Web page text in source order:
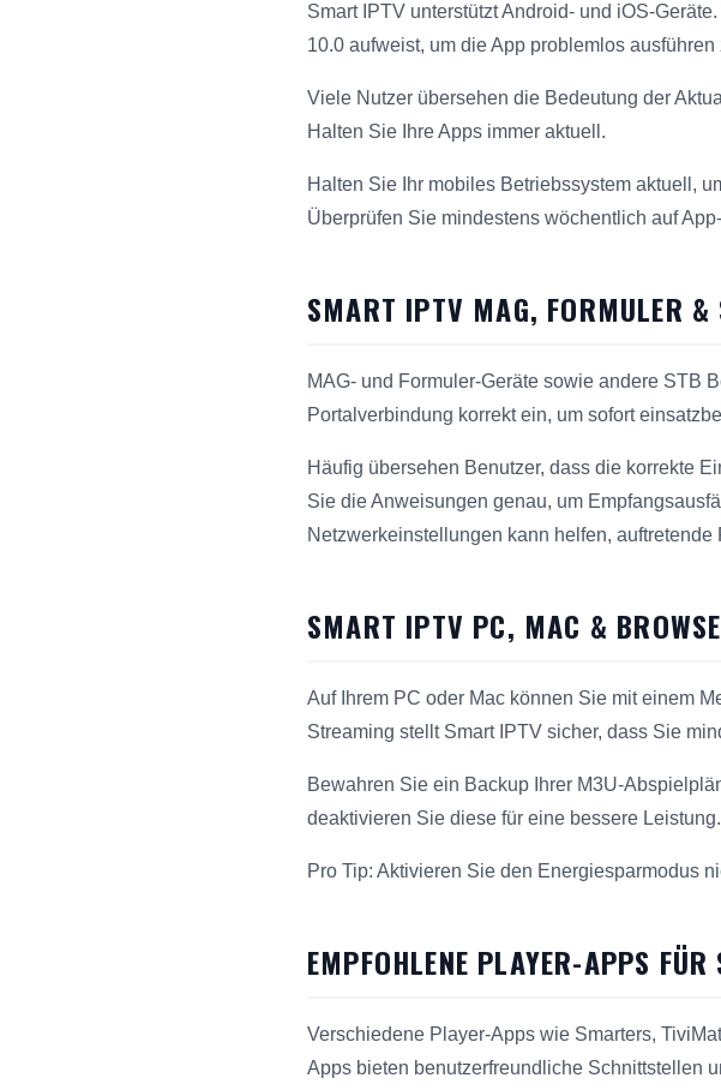
Smart IPTV unterstützt Android- und iOS-
10.0 aufweist, um die App problemlos
Viele Nutzer übersehen die Bedeutung der
Halten Sie Ihre Apps immer aktuell.
Halten Sie Ihr mobiles Betriebssystem aktuell,
Überprüfen Sie mindestens wöchentlich auf
SMART IPTV MAG, FORMULER &
MAG- und Formuler-Geräte sowie andere STB
Portalverbindung korrekt ein, um sofort
Häufig übersehen Benutzer, dass die korrekte
Sie die Anweisungen genau, um
Netzwerkeinstellungen kann helfen,
SMART IPTV PC, MAC &
Auf Ihrem PC oder Mac können Sie mit einem
Streaming stellt Smart IPTV sicher, dass Sie
Bewahren Sie ein Backup Ihrer M3U-
deaktivieren Sie diese für eine bessere Leistung.
Pro Tip: Aktivieren Sie den Energiesparmodus
EMPFOHLENE PLAYER-APPS
Verschiedene Player-Apps wie Smarters,
Apps bieten benutzerfreundliche Schnittstellen